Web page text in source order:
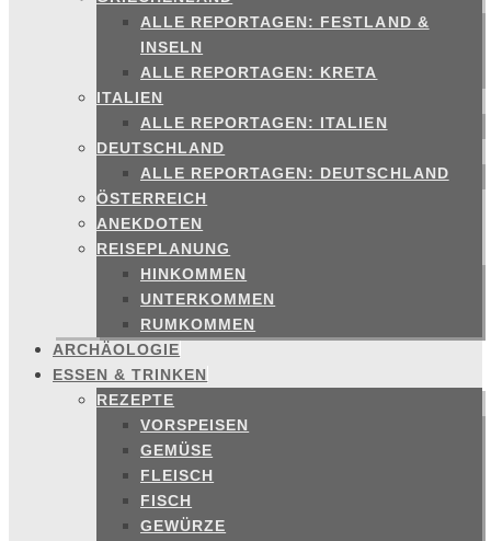
springen
ALLE REPORTAGEN: FESTLAND &
INSELN
ALLE REPORTAGEN: KRETA
ITALIEN
ALLE REPORTAGEN: ITALIEN
DEUTSCHLAND
ALLE REPORTAGEN: DEUTSCHLAND
ÖSTERREICH
ANEKDOTEN
REISEPLANUNG
HINKOMMEN
UNTERKOMMEN
RUMKOMMEN
ARCHÄOLOGIE
ESSEN & TRINKEN
REZEPTE
VORSPEISEN
GEMÜSE
FLEISCH
FISCH
GEWÜRZE